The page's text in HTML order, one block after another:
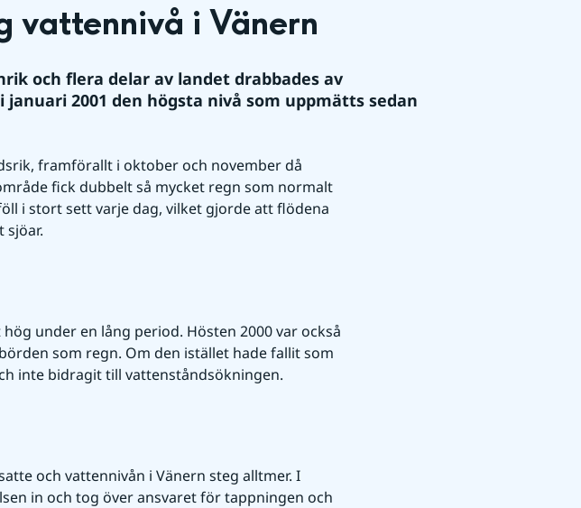
vattennivå i Vänern
och flera delar av landet drabbades av
2001 den högsta nivå som uppmätts sedan
framförallt i oktober och november då
fick dubbelt så mycket regn som normalt
i stort sett varje dag, vilket gjorde att flödena
sjöar.
under en lång period. Hösten 2000 var också
som regn. Om den istället hade fallit som
inte bidragit till vattenståndsökningen.
och vattennivån i Vänern steg alltmer. I
in och tog över ansvaret för tappningen och